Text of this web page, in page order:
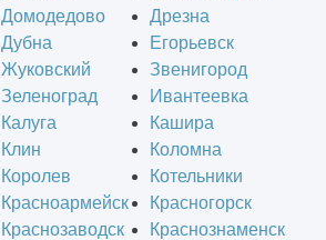
Домодедово
Дрезна
Дубна
Егорьевск
Жуковский
Звенигород
Зеленоград
Ивантеевка
Калуга
Кашира
Клин
Коломна
Королев
Котельники
Красноармейск
Красногорск
Краснозаводск
Краснознаменск